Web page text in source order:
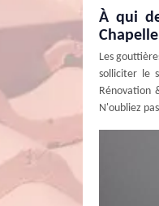
À qui
Les
solliciter le
Rénovation
N'oubliez